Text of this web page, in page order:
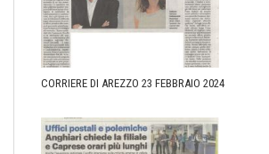
CORRIERE DI AREZZO 23 FEBBRAIO 2024